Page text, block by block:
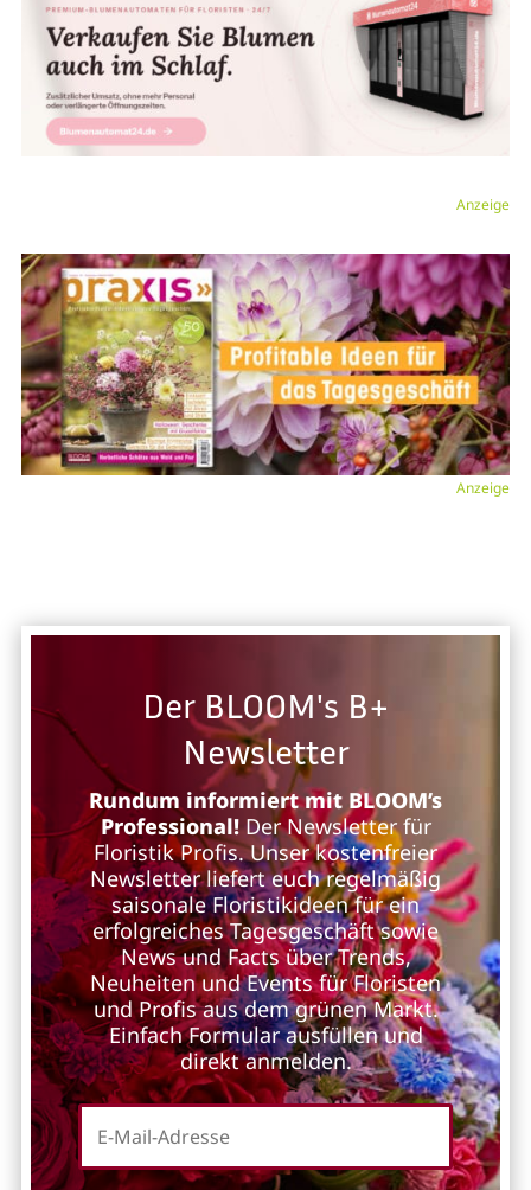
Anzeige
Anzeige
Der BLOOM's B+
Newsletter
Rundum informiert mit BLOOM’s
Professional!Der Newsletter für
Floristik Profis. Unser kostenfreier
Newsletter liefert euch regelmäßig
saisonale Floristikideen für ein
erfolgreiches Tagesgeschäft sowie
News und Facts über Trends,
Neuheiten und Events für Floristen
und Profis aus dem grünen Markt.
Einfach Formular ausfüllen und
direkt anmelden.